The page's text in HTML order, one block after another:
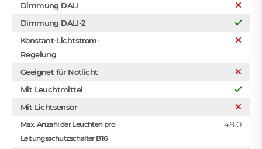
Dimmung DALI
Dimmung DALI-2
Konstant-Lichtstrom-
Regelung
Geeignet für Notlicht
Mit Leuchtmittel
Mit Lichtsensor
Max. Anzahl der Leuchten pro
Leitungsschutzschalter B16
48.0